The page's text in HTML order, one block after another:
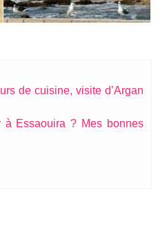
de cuisine, visite d’Argan
à Essaouira ? Mes bonnes